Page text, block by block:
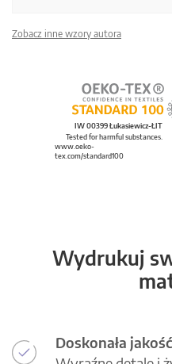
Zobacz inne wzory autora
IW 00399 Łukasiewicz-ŁIT
Tested for harmful substances.
www.oeko-
tex.com/standard100
Wydrukuj
Doskonała